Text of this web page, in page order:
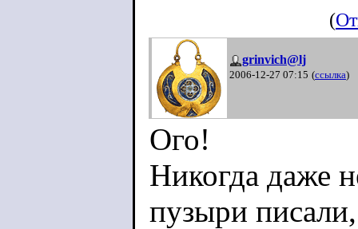
(
grinvich@lj
2006-12-27 07:15 (ссылка)
Ого!
Никогда даже
пузыри